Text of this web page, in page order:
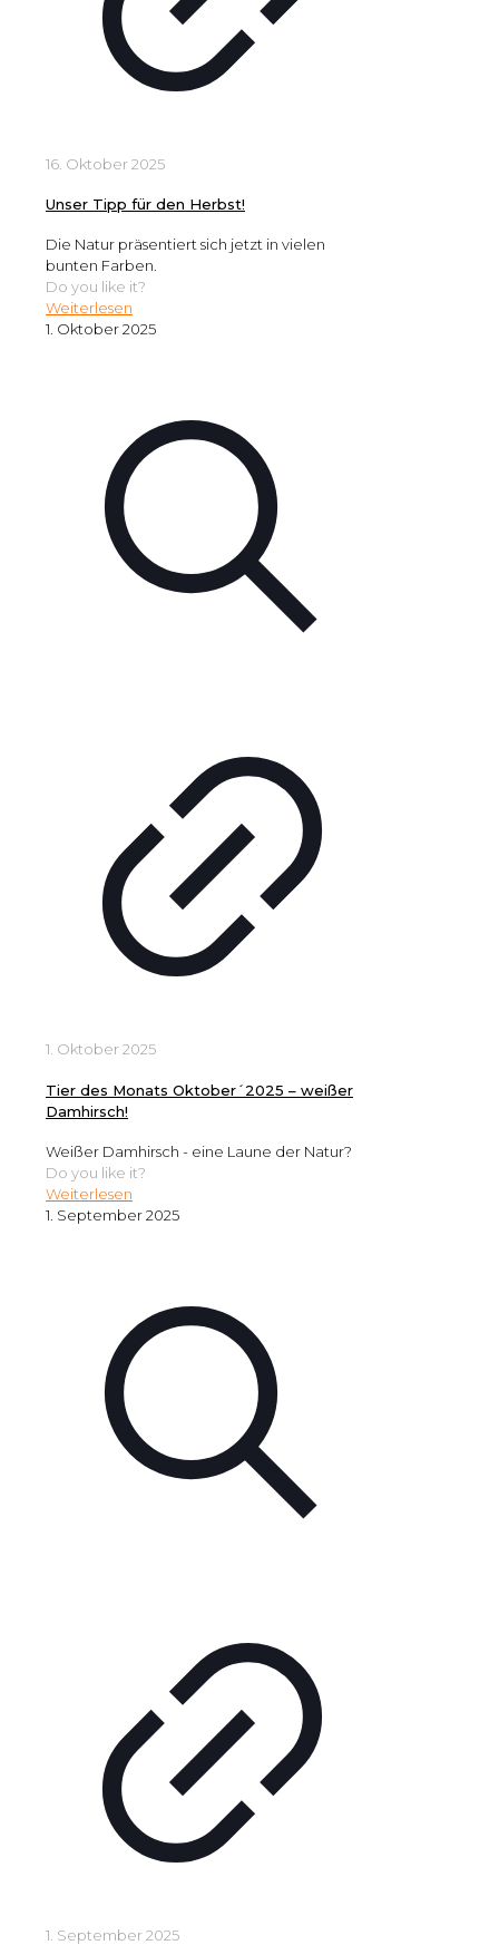
16. Oktober 2025
Unser Tipp für den Herbst!
Die Natur präsentiert sich jetzt in vielen
bunten Farben.
Do you like it?
Weiterlesen
1. Oktober 2025
1. Oktober 2025
Tier des Monats Oktober´2025 – weißer
Damhirsch!
Weißer Damhirsch - eine Laune der Natur?
Do you like it?
Weiterlesen
1. September 2025
1. September 2025